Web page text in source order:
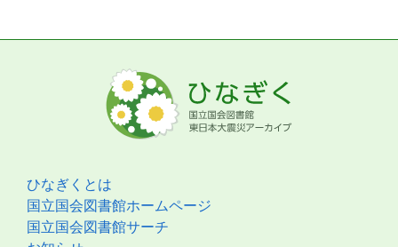
ひなぎくとは
国立国会図書館ホームページ
国立国会図書館サーチ